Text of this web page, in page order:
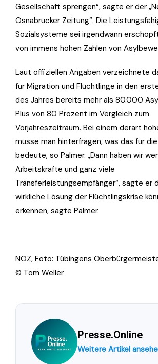
Gesellschaft sprengen“, sagte er der
Osnabrücker Zeitung“. Die
Sozialsysteme sei irgendwann
von immens hohen Zahlen von
Laut offiziellen Angaben verzeichnete
für Migration und Flüchtlinge in den
des Jahres bereits mehr als 80.000
Plus von 80 Prozent im Vergleich zum
Vorjahreszeitraum. Bei einem derart
müsse man hinterfragen, was das für
bedeute, so Palmer. „Dann haben wir
Arbeitskräfte und ganz viele
Transferleistungsempfänger“, sagte er
wirkliche Lösung der Flüchtlingskrise
erkennen, sagte Palmer.
NOZ, Foto: Tübingens
© Tom Weller
Presse.Online
Weitere Artikel